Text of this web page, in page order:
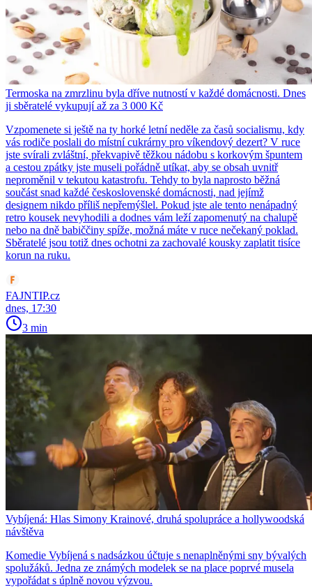
Termoska na zmrzlinu byla dříve nutností v každé domácnosti. Dnes
ji sběratelé vykupují až za 3 000 Kč
Vzpomenete si ještě na ty horké letní neděle za časů socialismu, kdy
vás rodiče poslali do místní cukrárny pro víkendový dezert? V ruce
jste svírali zvláštní, překvapivě těžkou nádobu s korkovým špuntem
a cestou zpátky jste museli pořádně utíkat, aby se obsah uvnitř
neproměnil v tekutou katastrofu. Tehdy to byla naprosto běžná
součást snad každé československé domácnosti, nad jejímž
designem nikdo příliš nepřemýšlel. Pokud jste ale tento nenápadný
retro kousek nevyhodili a dodnes vám leží zapomenutý na chalupě
nebo na dně babiččiny spíže, možná máte v ruce nečekaný poklad.
Sběratelé jsou totiž dnes ochotni za zachovalé kousky zaplatit tisíce
korun na ruku.
FAJNTIP.cz
dnes, 17:30
3 min
Vybíjená: Hlas Simony Krainové, druhá spolupráce a hollywoodská
návštěva
Komedie Vybíjená s nadsázkou účtuje s nenaplněnými sny bývalých
spolužáků. Jedna ze známých modelek se na place poprvé musela
vypořádat s úplně novou výzvou.